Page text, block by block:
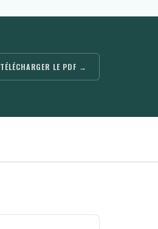
TÉLÉCHARGER LE PDF →